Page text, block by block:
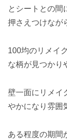
とシートとの間
押さえつけなが
100均のリメイ
な柄が見つかり
壁一面にリメイ
やかになり雰囲
ある程度の期間